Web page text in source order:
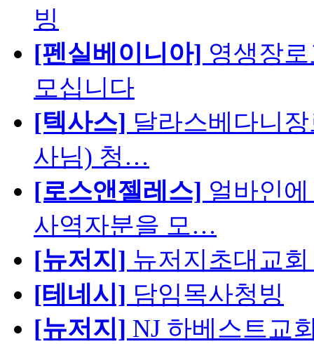
빙
[펜실베이니아] 영생장
모십니다
[텍사스] 달라스베다니
사님) 청…
[로스앤젤레스] 얼바인
사역자분을 모…
[뉴저지] 뉴저지초대교
[테네시] 담임목사청빙
[뉴저지] NJ 하베스트교